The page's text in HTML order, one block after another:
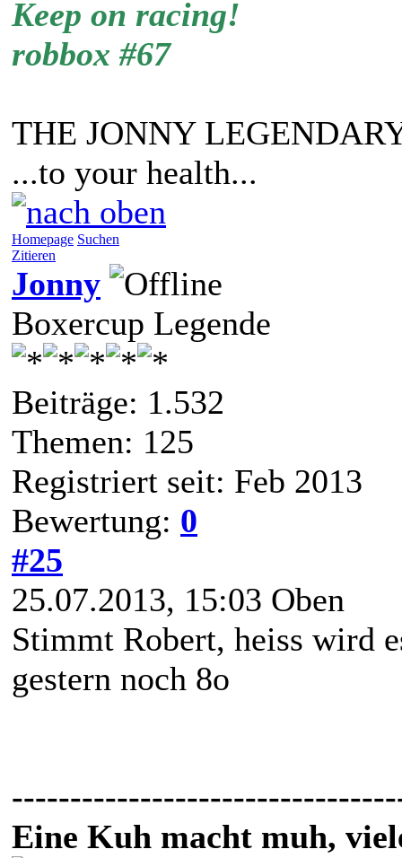
Keep on racing!
robbox #67
THE JONNY
...to your health...
Homepage Suchen
Zitieren
Jonny
Boxercup Legende
Beiträge: 1.532
Themen: 125
Registriert seit: Feb 2013
Bewertung: 0
#25
25.07.2013, 15:03 Oben
Stimmt Robert, heiss wird
gestern noch 8o
Eine Kuh macht muh,